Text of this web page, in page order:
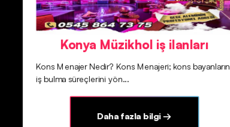
Konya Müzikhol iş ilanları
Kons Menajer Nedir? Kons Menajeri; kons bayanların
iş bulma süreçlerini yön...
Daha fazla bilgi →